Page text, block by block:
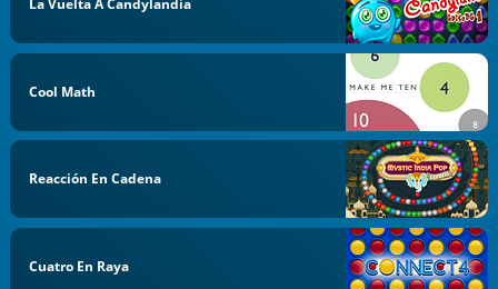
Cool Math
Reacción En Cadena
Cuatro En Raya